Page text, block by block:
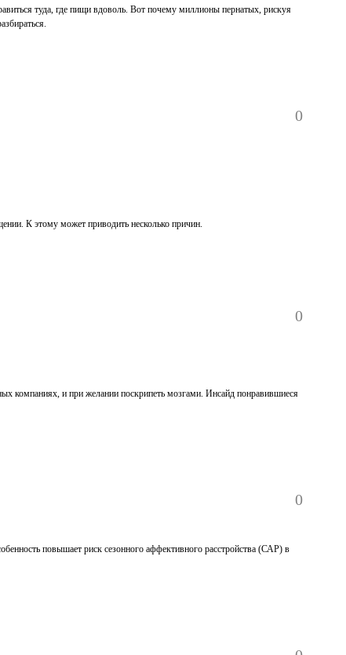
туда, где пищи вдоволь. Вот почему миллионы пернатых, рискуя
0
К этому может приводить несколько причин.
0
компаниях, и при желании поскрипеть мозгами. Инсайд понравившиеся
0
повышает риск сезонного аффективного расстройства (САР) в